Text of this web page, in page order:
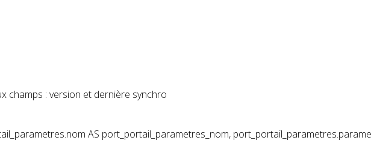
champs : version et dernière synchro
AS port_portail_parametres_nom,